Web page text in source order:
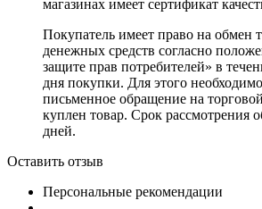
магазинах имеет сертификат
Покупатель имеет право на обмен
денежных средств согласно
защите прав потребителей» в
дня покупки. Для этого
письменное обращение на
куплен товар. Срок рассмотрения
дней.
Оставить отзыв
Персональные рекомендации